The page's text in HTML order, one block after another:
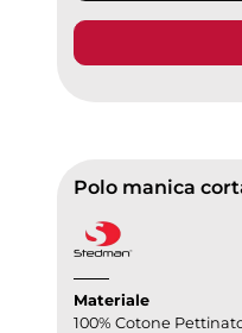
Materiale
100% Cotone